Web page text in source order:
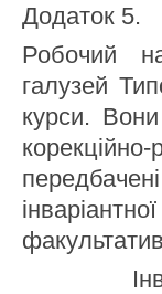
Додаток 5.
Робочий
галузей
курси.